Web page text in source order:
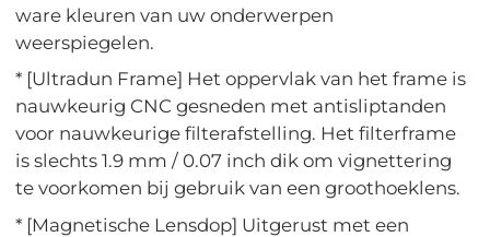
ware kleuren van uw onderwerpen
weerspiegelen.
* [Ultradun Frame] Het oppervlak van het frame is
nauwkeurig CNC gesneden met antisliptanden
voor nauwkeurige filterafstelling. Het filterframe
is slechts 1.9 mm / 0.07 inch dik om vignettering
te voorkomen bij gebruik van een groothoeklens.
* [Magnetische Lensdop] Uitgerust met een